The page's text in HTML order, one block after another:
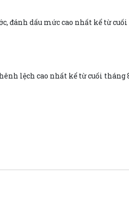
đánh dấu mức cao nhất kể từ cuối
lệch cao nhất kể từ cuối tháng